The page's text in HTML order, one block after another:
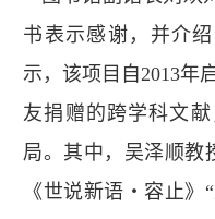
书表示感谢，并介
示，该项目自2013年
友捐赠的跨学科文
局。其中，吴泽顺教
《世说新语・容止